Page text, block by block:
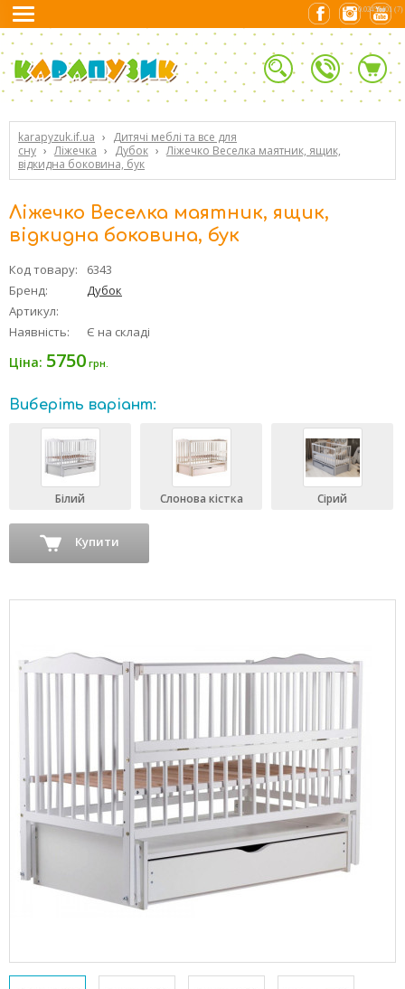
karapyzuk.if.ua › Дитячі меблі та все для
сну › Ліжечка › Дубок › Ліжечко Веселка маятник, ящик,
відкидна боковина, бук
Ліжечко Веселка маятник, ящик,
відкидна боковина, бук
Код товару:
6343
Бренд:
Дубок
Артикул:
Наявність:
Є на складі
Ціна: 5750 грн.
Виберіть варіант:
Білий Слонова кістка Сірий
Купити
0.02455401 (7)